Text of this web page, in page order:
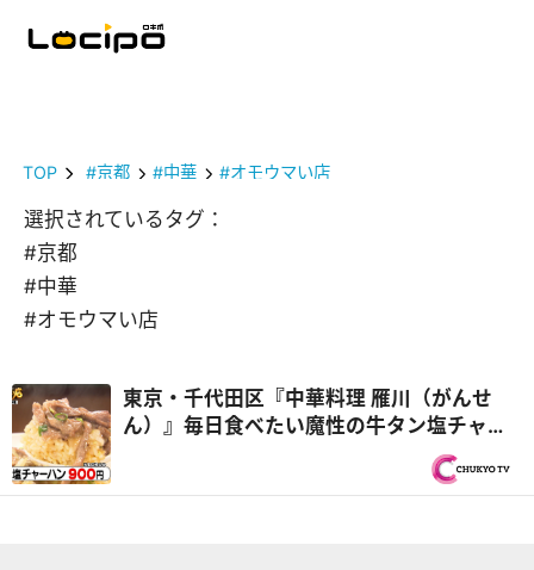
TOP #京都 #中華 #オモウマい店
選択されているタグ：
#京都
#中華
#オモウマい店
東京・千代田区『中華料理 雁川（がんせ
ん）』毎日食べたい魔性の牛タン塩チャー
ハン！？ほか おうちで作りたくなるオモ
ウマい料理を紹介！『オモウマい店』